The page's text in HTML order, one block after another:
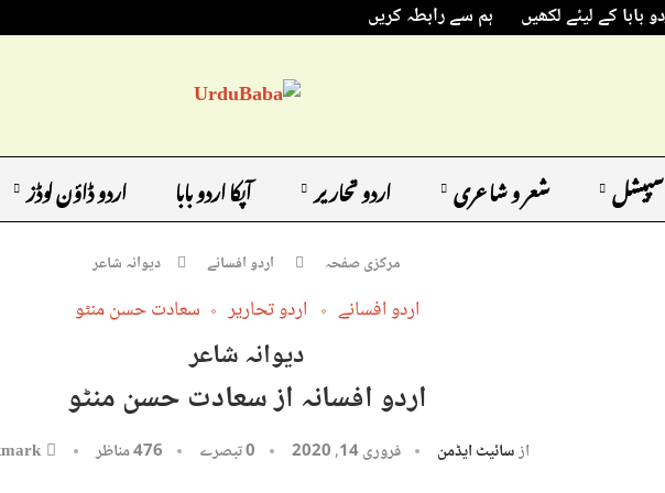
بابا کے لیئے لکھیں ہم سے رابطہ کریں
سپیشل شعر و شاعری اردو تحاریر آپکا اردو بابا اردو ڈاؤن لوڈز
مرکزی صفحہ اردو افسانے دیوانہ شاعر
اردو افسانے اردو تحاریر سعادت حسن منٹو
دیوانہ شاعر
اردو افسانہ از سعادت حسن منٹو
ازسائیٹ ایڈمن فروری 14, 2020 0 تبصرے 476مناظر